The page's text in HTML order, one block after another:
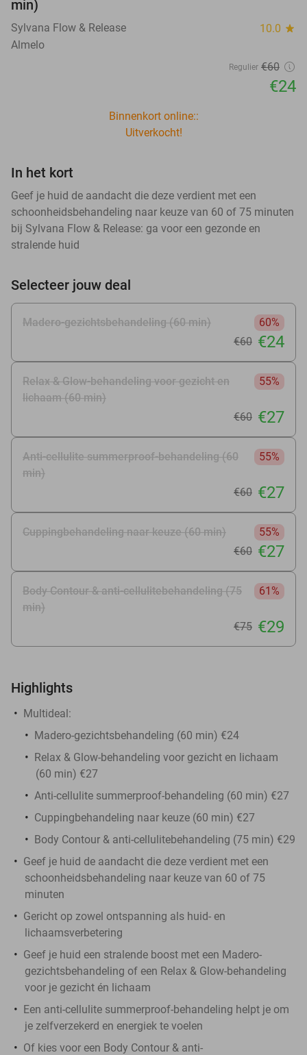
min)
Sylvana Flow & Release 10.0 star
Almelo
Regulier €60
€24
Binnenkort online::
Uitverkocht!
In het kort
Geef je huid de aandacht die deze verdient met een
schoonheidsbehandeling naar keuze van 60 of 75 minuten
bij Sylvana Flow & Release: ga voor een gezonde en
stralende huid
Selecteer jouw deal
Madero-gezichtsbehandeling (60 min)
60%
€60 €24
Relax & Glow-behandeling voor gezicht en
lichaam (60 min)
55%
€60 €27
Anti-cellulite summerproof-behandeling (60
min)
55%
€60 €27
Cuppingbehandeling naar keuze (60 min)
55%
€60 €27
Body Contour & anti-cellulitebehandeling (75
min)
61%
€75 €29
Highlights
Multideal:
Madero-gezichtsbehandeling (60 min) €24
Relax & Glow-behandeling voor gezicht en lichaam
(60 min) €27
Anti-cellulite summerproof-behandeling (60 min) €27
Cuppingbehandeling naar keuze (60 min) €27
Body Contour & anti-cellulitebehandeling (75 min) €29
Geef je huid de aandacht die deze verdient met een
schoonheidsbehandeling naar keuze van 60 of 75
minuten
Gericht op zowel ontspanning als huid- en
lichaamsverbetering
Geef je huid een stralende boost met een Madero-
gezichtsbehandeling of een Relax & Glow-behandeling
voor je gezicht én lichaam
Een anti-cellulite summerproof-behandeling helpt je om
je zelfverzekerd en energiek te voelen
Of kies voor een Body Contour & anti-